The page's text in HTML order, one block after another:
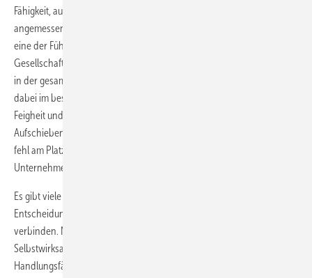
Fähigkeit, auch in einer unsicheren Situation Chancen und Risiken
angemessen beurteilen zu können und Entscheidungen zu treffen, ist
eine der Führungseigenschaften schlechthin. Weil sich Technik und
Gesellschaft schneller denn je ändern, wird Mut bei Entscheidungen
in der gesamten Wirtschaft weiter an Bedeutung gewinnen. Mut stellt
dabei im besten aristotelischen Sinne eine Tugend dar, die zwischen
Feigheit und Tollkühnheit liegt. Denn die Vermeidung oder das
Aufschieben von Entscheidungen ist in Führungspositionen ebenso
fehl am Platz wie die Inkaufnahme zu großer Risiken, die den
Unternehmensbestand gefährden.
Es gibt viele wissenschaftliche Arbeiten, die die Fähigkeit, mutige
Entscheidungen zu treffen, mit persönlichen Eigenschaften
verbinden. Neben dem Selbstwertgefühl gehört dazu auch die
Selbstwirksamkeit, also das Vertrauen in die eigene
Handlungsfähigkeit. Das Eingestehen und Überwinden von Ängsten,